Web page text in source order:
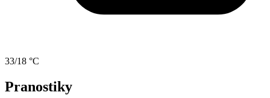
33/18 °C
Pranostiky